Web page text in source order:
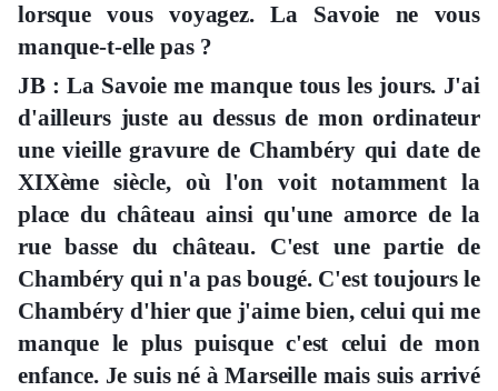
lorsque vous voyagez. La Savoie ne vous
manque-t-elle pas ?
JB : La Savoie me manque tous les jours. J'ai
d'ailleurs juste au dessus de mon ordinateur
une vieille gravure de Chambéry qui date de
XIXème siècle, où l'on voit notamment la
place du château ainsi qu'une amorce de la
rue basse du château. C'est une partie de
Chambéry qui n'a pas bougé. C'est toujours le
Chambéry d'hier que j'aime bien, celui qui me
manque le plus puisque c'est celui de mon
enfance. Je suis né à Marseille mais suis arrivé